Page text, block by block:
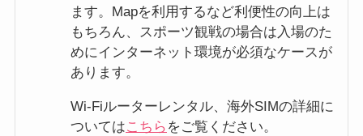
ます。Mapを利用するなど利便性の向上は
もちろん、スポーツ観戦の場合は入場のた
めにインターネット環境が必須なケースが
あります。
Wi-Fiルーターレンタル、海外SIMの詳細に
ついてはこちら をご覧ください。